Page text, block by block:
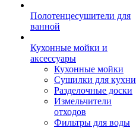
Полотенцесушители для
ванной
Кухонные мойки и
аксессуары
Кухонные мойки
Сушилки для кухни
Разделочные доски
Измельчители
отходов
Фильтры для воды